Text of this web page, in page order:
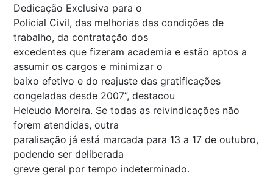
Dedicação Exclusiva para o
Policial Civil, das melhorias das condições de
trabalho, da contratação dos
excedentes que fizeram academia e estão aptos a
assumir os cargos e minimizar o
baixo efetivo e do reajuste das gratificações
congeladas desde 2007”, destacou
Heleudo Moreira. Se todas as reivindicações não
forem atendidas, outra
paralisação já está marcada para 13 a 17 de outubro,
podendo ser deliberada
greve geral por tempo indeterminado.